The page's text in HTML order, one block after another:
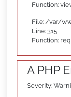
Function:
File: /var/
Line: 315
Function:
A PHP
Severity: